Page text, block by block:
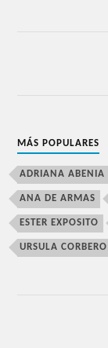
MÁS POPULARES
ADRIANA ABENIA
ANA DE ARMAS
ESTER EXPOSITO
URSULA CORBERO